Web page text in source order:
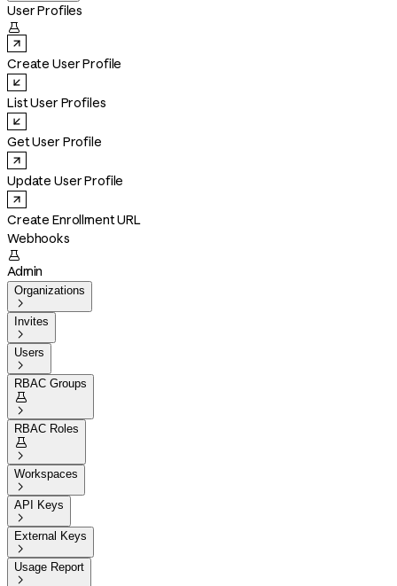
User Profiles

Create User Profile
List User Profiles
Get User Profile
Update User Profile
Create Enrollment URL
Webhooks

Admin
Organizations

Invites

Users

RBAC Groups


RBAC Roles


Workspaces

API Keys

External Keys

Usage Report
